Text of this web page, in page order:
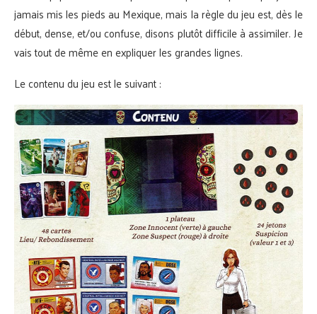
jamais mis les pieds au Mexique, mais la règle du jeu est, dès le
début, dense, et/ou confuse, disons plutôt difficile à assimiler. Je
vais tout de même en expliquer les grandes lignes.
Le contenu du jeu est le suivant :